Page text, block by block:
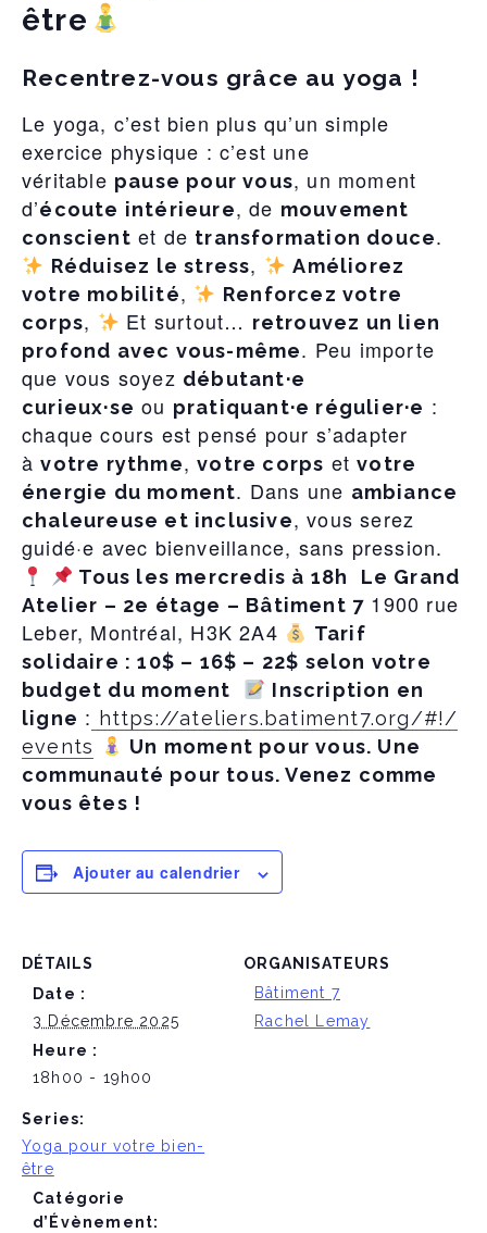
être
Recentrez-vous grâce au yoga !
Le yoga, c’est bien plus qu’un simple
exercice physique : c’est une
véritable pause pour vous, un moment
d’écoute intérieure, de mouvement
conscient et de transformation douce.
Réduisez le stress,
Améliorez
votre mobilité,
Renforcez votre
corps, Et surtout… retrouvez un lien
profond avec vous-même. Peu importe
que vous soyez débutant·e
curieux·se ou pratiquant·e régulier·e :
chaque cours est pensé pour s’adapter
àvotre rythme,votre corps etvotre
énergie du moment. Dans une ambiance
chaleureuse et inclusive, vous serez
guidé·e avec bienveillance, sans pression.
Tous les mercredis à 18h
Le Grand
Atelier – 2e étage – Bâtiment 7 1900 rue
Leber, Montréal, H3K 2A4
Tarif
solidaire : 10$ – 16$ – 22$ selon votre
budget du moment
Inscription en
ligne : https://ateliers.batiment7.org/#!/
events
Un moment pour vous. Une
communauté pour tous. Venez comme
vous êtes !
Ajouter au calendrier
DÉTAILS
Date :
3 Décembre 2025
Heure :
18h00 - 19h00
Series:
Yoga pour votre bien-
être
Catégorie
d’Évènement:
ORGANISATEURS
Bâtiment 7
Rachel Lemay